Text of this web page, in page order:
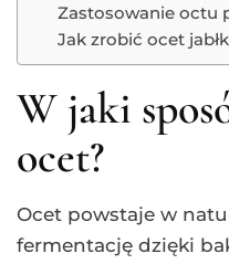
Zastosowanie octu
Jak zrobić ocet
W jaki
ocet?
Ocet powstaje w
fermentację dzięki